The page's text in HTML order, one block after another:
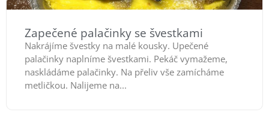
Zapečené palačinky se švestkami
Nakrájíme švestky na malé kousky. Upečené
palačinky naplníme švestkami. Pekáč vymažeme,
naskládáme palačinky. Na přeliv vše zamícháme
metličkou. Nalijeme na...